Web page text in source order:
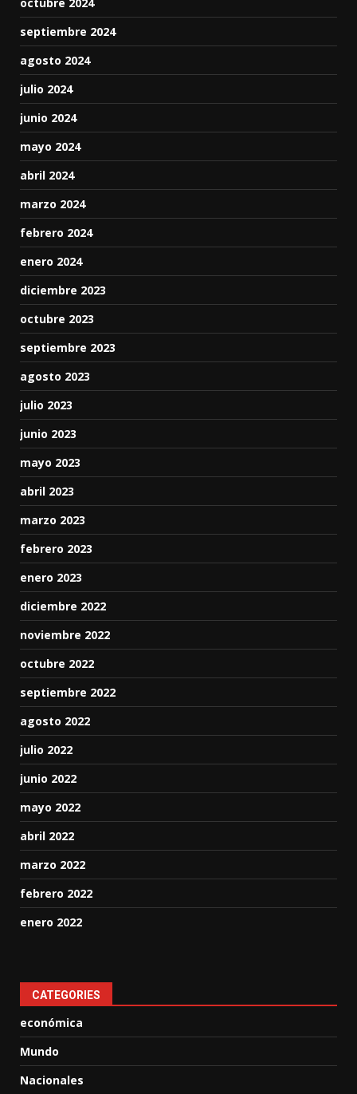
septiembre 2024
agosto 2024
julio 2024
junio 2024
mayo 2024
abril 2024
marzo 2024
febrero 2024
enero 2024
diciembre 2023
octubre 2023
septiembre 2023
agosto 2023
julio 2023
junio 2023
mayo 2023
abril 2023
marzo 2023
febrero 2023
enero 2023
diciembre 2022
noviembre 2022
octubre 2022
septiembre 2022
agosto 2022
julio 2022
junio 2022
mayo 2022
abril 2022
marzo 2022
febrero 2022
enero 2022
CATEGORIES
económica
Mundo
Nacionales